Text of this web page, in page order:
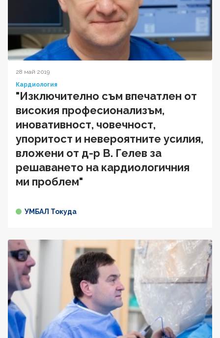
28 май 2019
Кардиология
"Изключително съм впечатлен от
високия професионализъм,
иновативност, човечност,
упоритост и невероятните усилия,
вложени от д-р В. Гелев за
решаването на кардиологичния
ми проблем"
УМБАЛ Токуда